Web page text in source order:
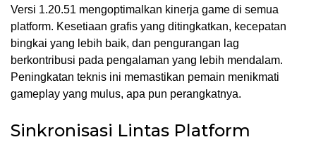
Versi 1.20.51 mengoptimalkan kinerja game di semua
platform. Kesetiaan grafis yang ditingkatkan, kecepatan
bingkai yang lebih baik, dan pengurangan lag
berkontribusi pada pengalaman yang lebih mendalam.
Peningkatan teknis ini memastikan pemain menikmati
gameplay yang mulus, apa pun perangkatnya.
Sinkronisasi Lintas Platform